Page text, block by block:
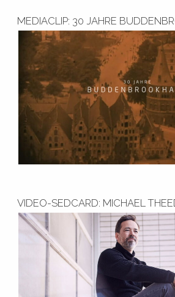
MEDIACLIP: 30 JAHRE
VIDEO-SEDCARD: MICHAEL